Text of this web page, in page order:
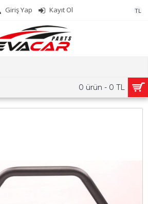
TL
Giriş Yap Kayıt Ol
0 ürün - 0 TL